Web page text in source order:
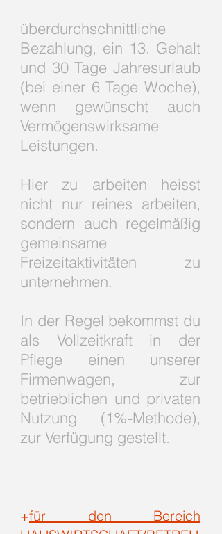
überdurchschnittliche
Bezahlung, ein 13. Gehalt
und 30 Tage Jahresurlaub
(bei einer 6 Tage Woche),
wenn gewünscht auch
Vermögenswirksame
Leistungen.
Hier zu arbeiten heisst
nicht nur reines arbeiten,
sondern auch regelmäßig
gemeinsame
Freizeitaktivitäten zu
unternehmen.
In der Regel bekommst du
als Vollzeitkraft in der
Pflege einen unserer
Firmenwagen, zur
betrieblichen und privaten
Nutzung (1%-Methode),
zur Verfügung gestellt.
+für den Bereich